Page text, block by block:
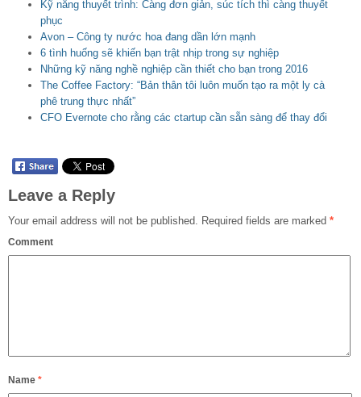
Kỹ năng thuyết trình: Càng đơn giản, súc tích thì càng thuyết
phục
Avon – Công ty nước hoa đang dần lớn mạnh
6 tình huống sẽ khiến bạn trật nhịp trong sự nghiệp
Những kỹ năng nghề nghiệp cần thiết cho bạn trong 2016
The Coffee Factory: “Bản thân tôi luôn muốn tạo ra một ly cà
phê trung thực nhất”
CFO Evernote cho rằng các ctartup cần sẵn sàng để thay đổi
Leave a Reply
Your email address will not be published. Required fields are marked *
Comment
Name *